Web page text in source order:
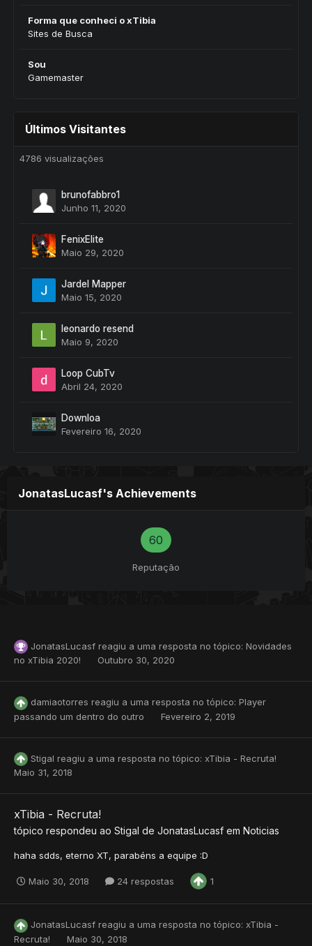
Forma que conheci o xTibia
Sites de Busca
Sou
Gamemaster
Últimos Visitantes
4786 visualizações
brunofabbro1
Junho 11, 2020
FenixElite
Maio 29, 2020
Jardel Mapper
Maio 15, 2020
leonardo resend
Maio 9, 2020
Loop CubTv
Abril 24, 2020
Downloa
Fevereiro 16, 2020
JonatasLucasf's Achievements
60
Reputação
JonatasLucasf reagiu a uma resposta no tópico: Novidades
no xTibia 2020!
Outubro 30, 2020
damiaotorres reagiu a uma resposta no tópico: Player
passando um dentro do outro
Fevereiro 2, 2019
Stigal reagiu a uma resposta no tópico: xTibia - Recruta!
Maio 31, 2018
xTibia - Recruta!
tópico respondeu ao Stigal de JonatasLucasf em Noticias
haha sdds, eterno XT, parabéns a equipe :D
Maio 30, 2018 24 respostas 1
JonatasLucasf reagiu a uma resposta no tópico: xTibia -
Recruta!
Maio 30, 2018